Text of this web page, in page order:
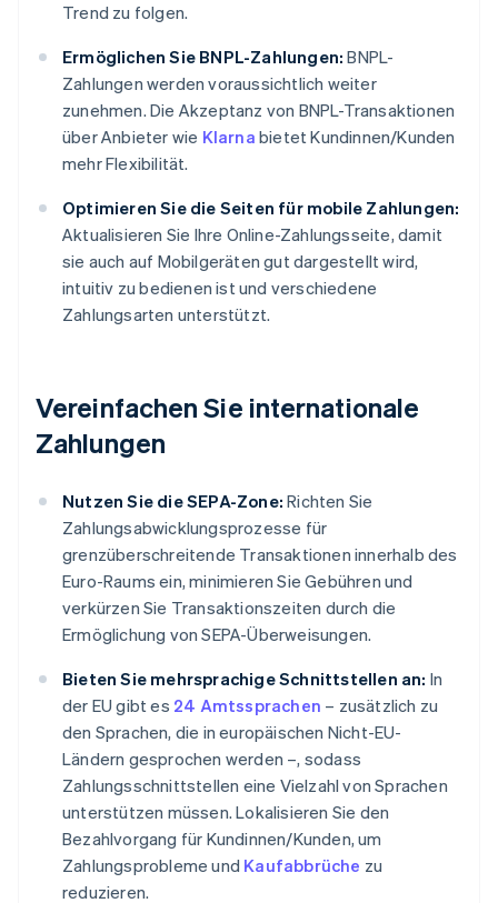
Trend zu folgen.
Ermöglichen Sie BNPL-Zahlungen: BNPL-
Zahlungen werden voraussichtlich weiter
zunehmen. Die Akzeptanz von BNPL-Transaktionen
über Anbieter wie Klarna bietet Kundinnen/Kunden
mehr Flexibilität.
Optimieren Sie die Seiten für mobile Zahlungen:
Aktualisieren Sie Ihre Online-Zahlungsseite, damit
sie auch auf Mobilgeräten gut dargestellt wird,
intuitiv zu bedienen ist und verschiedene
Zahlungsarten unterstützt.
Vereinfachen Sie internationale
Zahlungen
Nutzen Sie die SEPA-Zone: Richten Sie
Zahlungsabwicklungsprozesse für
grenzüberschreitende Transaktionen innerhalb des
Euro-Raums ein, minimieren Sie Gebühren und
verkürzen Sie Transaktionszeiten durch die
Ermöglichung von SEPA-Überweisungen.
Bieten Sie mehrsprachige Schnittstellen an: In
der EU gibt es 24 Amtssprachen – zusätzlich zu
den Sprachen, die in europäischen Nicht-EU-
Ländern gesprochen werden –, sodass
Zahlungsschnittstellen eine Vielzahl von Sprachen
unterstützen müssen. Lokalisieren Sie den
Bezahlvorgang für Kundinnen/Kunden, um
Zahlungsprobleme und Kaufabbrüche zu
reduzieren.